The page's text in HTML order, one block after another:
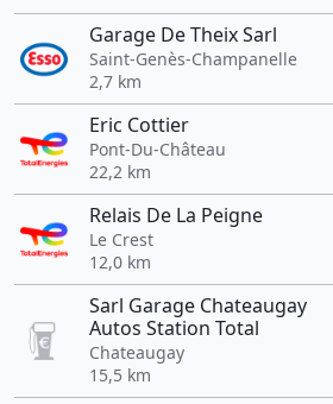
Garage De Theix Sarl
Saint-Genès-Champanelle
2,7 km
Eric Cottier
Pont-Du-Château
22,2 km
Relais De La Peigne
Le Crest
12,0 km
Sarl Garage Chateaugay
Autos Station Total
Chateaugay
15,5 km